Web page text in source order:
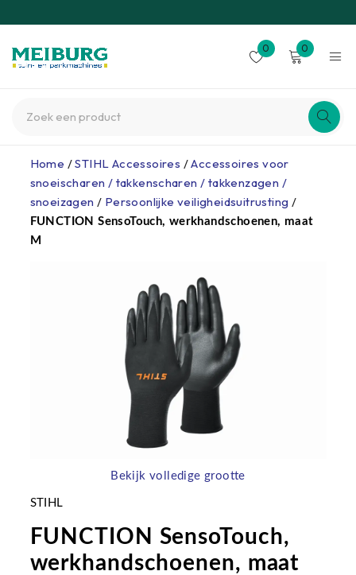
0 0
Home /STIHL Accessoires /Accessoires voor
snoeischaren / takkenscharen / takkenzagen /
snoeizagen / Persoonlijke veiligheidsuitrusting /
FUNCTION SensoTouch, werkhandschoenen, maat
M
Bekijk volledige grootte
STIHL
FUNCTION SensoTouch,
werkhandschoenen, maat